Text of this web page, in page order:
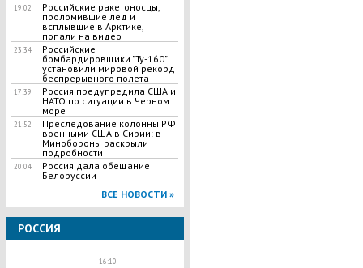
19:02
Российские ракетоносцы,
проломившие лед и
всплывшие в Арктике,
попали на видео
23:34
Российские
бомбардировщики "Ту-160"
установили мировой рекорд
беспрерывного полета
17:39
Россия предупредила США и
НАТО по ситуации в Черном
море
21:52
Преследование колонны РФ
военными США в Сирии: в
Минобороны раскрыли
подробности
20:04
Россия дала обещание
Белоруссии
ВСЕ НОВОСТИ »
РОССИЯ
16:10